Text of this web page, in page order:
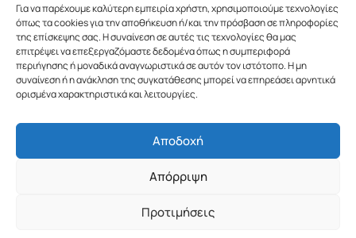
Για να παρέχουμε καλύτερη εμπειρία χρήστη, χρησιμοποιούμε τεχνολογίες
όπως τα cookies για την αποθήκευση ή/και την πρόσβαση σε πληροφορίες
της επίσκεψης σας. Η συναίνεση σε αυτές τις τεχνολογίες θα μας
επιτρέψει να επεξεργαζόμαστε δεδομένα όπως η συμπεριφορά
περιήγησης ή μοναδικά αναγνωριστικά σε αυτόν τον ιστότοπο. Η μη
συναίνεση ή η ανάκληση της συγκατάθεσης μπορεί να επηρεάσει αρνητικά
ορισμένα χαρακτηριστικά και λειτουργίες.
Αποδοχή
Απόρριψη
Προτιμήσεις
Copyright © 2019 Περιφέρεια Πελοποννήσου.
Σχεδιασμός & Υλοποίηση από την